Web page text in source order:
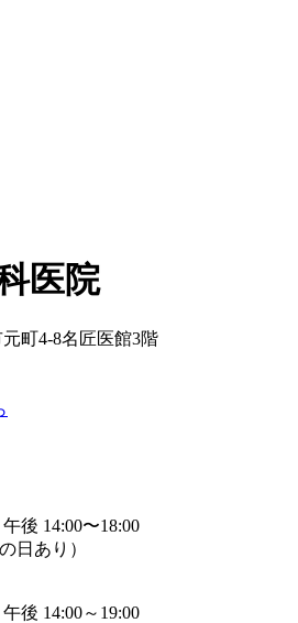
医院
町4-8名匠医館3階
後 14:00〜18:00
日あり）
後 14:00～19:00